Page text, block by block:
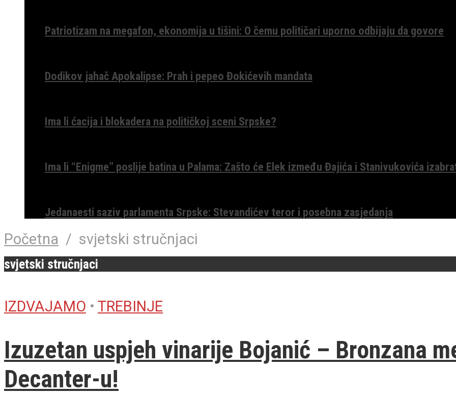
Patriotizam na megafon, ekonomija u tišini: O čemu političari uporno odbijaju da govore
Dodikov jahač Apokalipse: Prah i pepeo Đokićevih mandata
Ima li ćacija i blokadera na političkoj sceni Srpske?
Ima li “Enigme” poslije batina u Palama: Zašto će Elek između Đajića i Stanivukovića
Jedanaesti saziv parlamenta Srpske: Stevandićev teror i posebna zasjedanja
Početna / svjetski stručnjaci
svjetski stručnjaci
IZDVAJAMO • TREBINJE
Izuzetan uspjeh vinarije Bojanić – Bronzana
Decanter-u!